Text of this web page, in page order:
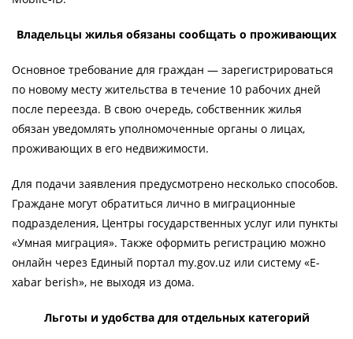
Владельцы жилья обязаны сообщать о проживающих
Основное требование для граждан — зарегистрироваться
по новому месту жительства в течение 10 рабочих дней
после переезда. В свою очередь, собственник жилья
обязан уведомлять уполномоченные органы о лицах,
проживающих в его недвижимости.
Для подачи заявления предусмотрено несколько способов.
Граждане могут обратиться лично в миграционные
подразделения, Центры государственных услуг или пункты
«Умная миграция». Также оформить регистрацию можно
онлайн через Единый портал my.gov.uz или систему «E-
xabar berish», не выходя из дома.
Льготы и удобства для отдельных категорий